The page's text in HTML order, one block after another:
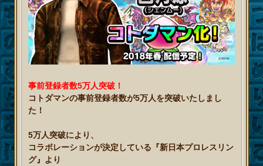
事前登録者数5万人突破！
コトダマンの事前登録者数が5万人を突破いたしまし
た！
5万人突破により、
コラボレーションが決定している『新日本プロレスリン
グ』より